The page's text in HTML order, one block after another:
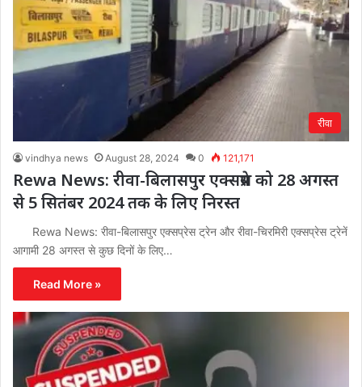
रीवा
vindhya news August 28, 2024 0 121,171
Rewa News: रीवा-बिलासपुर एक्सप्रेस को 28 अगस्त
से 5 सितंबर 2024 तक के लिए निरस्त
Rewa News: रीवा-बिलासपुर एक्सप्रेस ट्रेन और रीवा-चिरमिरी एक्सप्रेस ट्रेनें
आगामी 28 अगस्त से कुछ दिनों के लिए…
Read More »